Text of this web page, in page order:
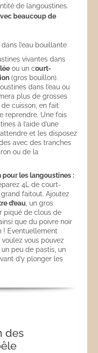
de langoustines.
beaucoup de
l’eau bouillante
vivantes dans
ou un court-
(gros bouillon).
dans l’eau ou
plus de grosses
cuisson, en fait
reprendre. Une fois
à l’aide d’une
et les disposez
avec des tranches
ou de la
les langoustines :
4L de court-
faitout. Ajoutez
d’eau , un gros
piqué de clous de
que du poivre noir
! Eventuellement
vous pouvez
peu de pastis, un
d’y plonger les
des